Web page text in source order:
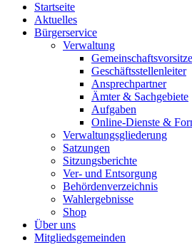
Startseite
Aktuelles
Bürgerservice
Verwaltung
Geschäftsstellenleiter
Ansprechpartner
Ämter & Sachgebiete
Aufgaben
Online-Dienste &
Verwaltungsgliederung
Satzungen
Sitzungsberichte
Ver- und Entsorgung
Behördenverzeichnis
Wahlergebnisse
Shop
Über uns
Mitgliedsgemeinden